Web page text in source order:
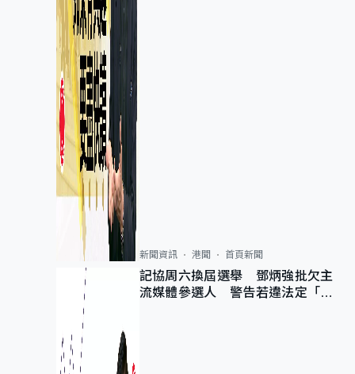
新聞資訊 港聞 首頁新聞
記協周六換屆選舉 鄧炳強批欠主
流媒體參選人 警告若違法定「釘